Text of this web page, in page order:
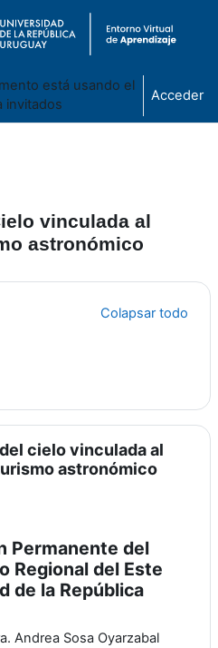
está usando el
invitados
Acceder
vinculada al
astronómico
Colapsar todo
cielo vinculada al
astronómico
Permanente del
Regional del Este
de la República
Andrea Sosa Oyarzabal